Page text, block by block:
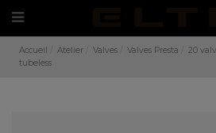
Accueil Atelier Valves Valves Presta
20
tubeless